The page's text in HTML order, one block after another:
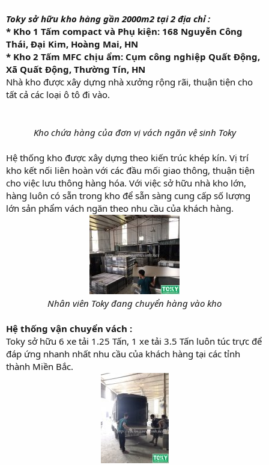
Toky sở hữu kho hàng gần 2000m2 tại 2 địa chỉ :
* Kho 1 Tấm compact và Phụ kiện: 168 Nguyễn Công
Thái, Đại Kim, Hoàng Mai, HN
* Kho 2 Tấm MFC chịu ẩm: Cụm công nghiệp Quất Động,
Xã Quất Động, Thường Tín, HN
Nhà kho được xây dựng nhà xưởng rộng rãi, thuận tiện cho
tất cả các loại ô tô đi vào.
Kho chứa hàng của đơn vị vách ngăn vệ sinh Toky
Hệ thống kho được xây dựng theo kiến trúc khép kín. Vị trí
kho kết nối liên hoàn với các đầu mối giao thông, thuận tiện
cho việc lưu thông hàng hóa. Với việc sở hữu nhà kho lớn,
hàng luôn có sẵn trong kho để sẵn sàng cung cấp số lượng
lớn sản phẩm vách ngăn theo nhu cầu của khách hàng.
Nhân viên Toky đang chuyển hàng vào kho
Hệ thống vận chuyển vách :
Toky sở hữu 6 xe tải 1.25 Tấn, 1 xe tải 3.5 Tấn luôn túc trực để
đáp ứng nhanh nhất nhu cầu của khách hàng tại các tỉnh
thành Miền Bắc.